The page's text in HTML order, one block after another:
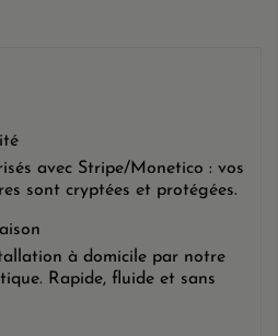
avec Stripe/Monetico : vos
sont cryptées et protégées.
à domicile par notre
Rapide, fluide et sans